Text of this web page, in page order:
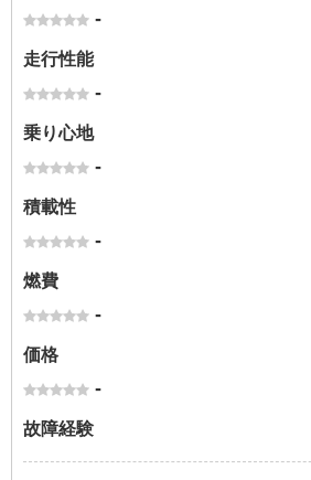
-
走行性能
-
乗り心地
-
積載性
-
燃費
-
価格
-
故障経験